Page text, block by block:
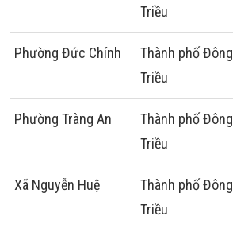
Triều
Phường Đức Chính
Thành phố Đông
Triều
Phường Tràng An
Thành phố Đông
Triều
Xã Nguyễn Huệ
Thành phố Đông
Triều